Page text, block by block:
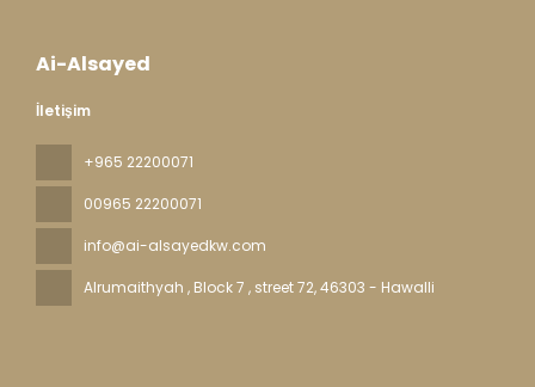
Ai-Alsayed
İletişim
+965 22200071
00965 22200071
info@ai-alsayedkw.com
Alrumaithyah , Block 7 , street 72, 46303 - Hawalli